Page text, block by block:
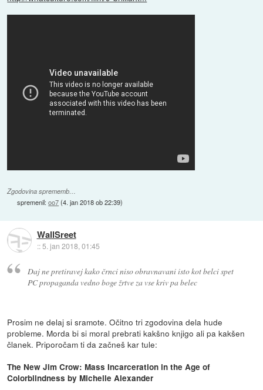
Zgodovina sprememb…
spremenil:oo7(4. jan 2018 ob 22:39)
WallSreet
::5. jan 2018, 01:45
Daj ne pretiravej kako črnci niso obravnavani isto kot belci spet
PC propaganda vedno boge žrtve za vse kriv pa belec
Prosim ne delaj si sramote. Očitno tri zgodovina dela hude
probleme. Morda bi si moral prebrati kakšno knjigo ali pa kakšen
članek. Priporočam ti da začneš kar tule:
The New Jim Crow: Mass Incarceration in the Age of
Colorblindness by Michelle Alexander